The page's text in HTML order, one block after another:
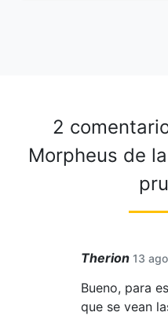
2
Morpheus de
Therion 13
Bueno, para
que se vean